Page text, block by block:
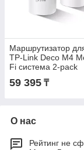
Маршрутизатор
TP-Link Deco M4
Fi система 2-pack
59 395 ₸
О нас
Рейтинг не